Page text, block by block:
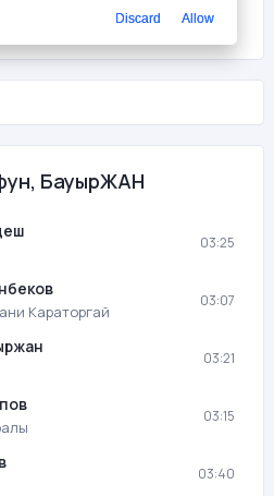
мени с битрейтом 180 kb/s и
в mp3 формате и слушать онлайн.
БауырЖАН
03:25
Караторгай
03:07
03:21
03:15
03:40
Discard Allow